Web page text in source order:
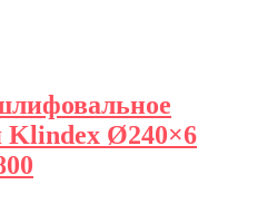
Klindex Ø240×6